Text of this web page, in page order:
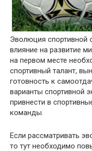
Эволюция спортивной
влияние на развитие
на первом месте
спортивный талант,
готовность к
варианты спортивной
привнести в
команды.
Если рассматривать
то тут необходимо